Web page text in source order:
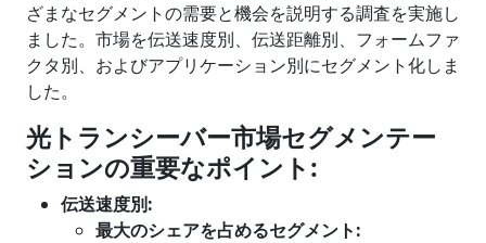
ざまなセグメントの需要と機会を説明する調査を実施し
ました。市場を伝送速度別、伝送距離別、フォームファ
クタ別、およびアプリケーション別にセグメント化しま
した。
光トランシーバー市場セグメンテー
ションの重要なポイント:
伝送速度別:
最大のシェアを占めるセグメント: